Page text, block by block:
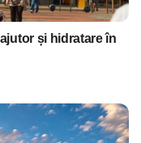
și hidratare în